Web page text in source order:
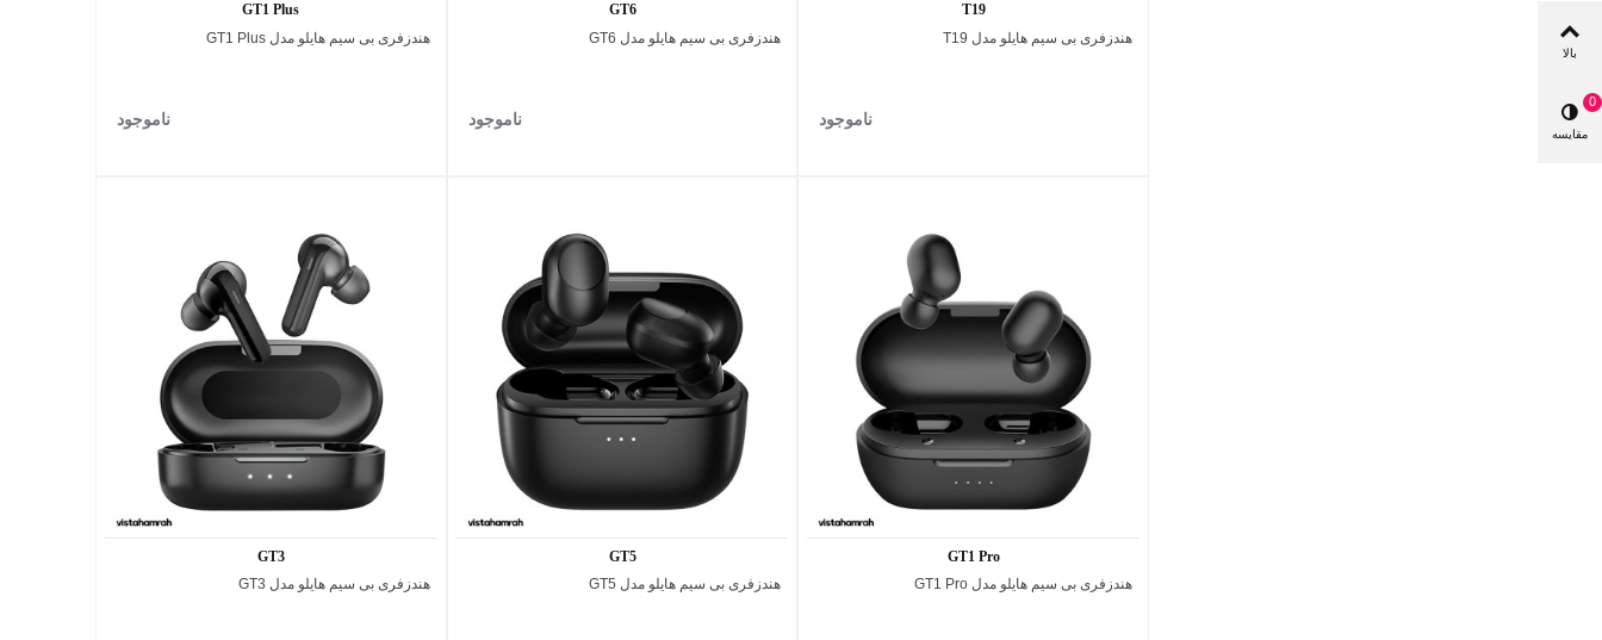
اضافه به مقایسه
T19
هندزفری بی ‌سیم هایلو مدل T19
ناموجود
اضافه به مقایسه
GT6
هندزفری بی‌ سیم هایلو مدل GT6
ناموجود
اضافه به مقایسه
GT1 Plus
هندزفری بی ‌سیم هایلو مدل GT1 Plus
ناموجود
اضافه به مقایسه
GT1 Pro
هندزفری بی‌ سیم هایلو مدل GT1 Pro
اضافه به مقایسه
GT5
هندزفری بی‌ سیم هایلو مدل GT5
اضافه به مقایسه
GT3
هندزفری بی‌ سیم هایلو مدل GT3
بالا
مقایسه
0